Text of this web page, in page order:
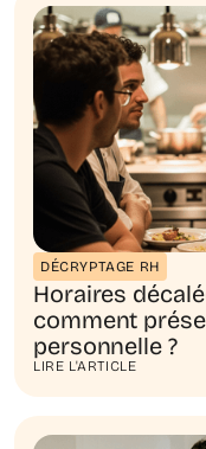
DÉCRYPTAGE RH
Horaires
comment
personnelle ?
LIRE L'ARTICLE